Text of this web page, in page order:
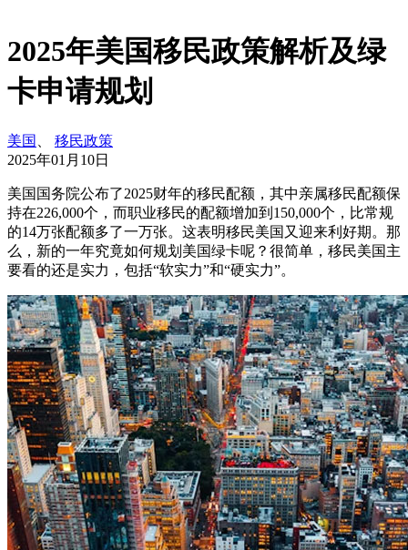
2025年美国移民政策解析及绿
卡申请规划
美国
移民政策
2025年01月10日
美国国务院公布了2025财年的移民配额，其中亲属移民配额保
持在226,000个，而职业移民的配额增加到150,000个，比常规
的14万张配额多了一万张。这表明移民美国又迎来利好期。那
么，新的一年究竟如何规划美国绿卡呢？很简单，移民美国主
要看的还是实力，包括“软实力”和“硬实力”。